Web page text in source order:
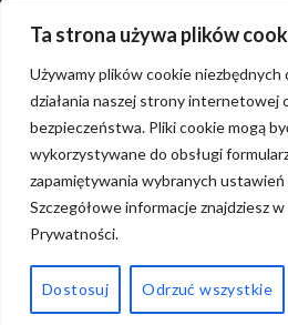
Ta strona używa plików
Używamy plików cookie niezbędnych
działania naszej strony internetowej
bezpieczeństwa. Pliki cookie mogą
wykorzystywane do obsługi
zapamiętywania wybranych
Szczegółowe informacje znajdziesz
Prywatności.
Dostosuj Odrzuć wszystkie
Reklamacje i zwroty
Informacje
Regulamin sklepu internetowego
Polityka prywatności
FAQ – najczęściej zadawane
Copyright ©2024